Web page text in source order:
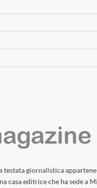
testata giornalistica
casa editrice che ha sede a